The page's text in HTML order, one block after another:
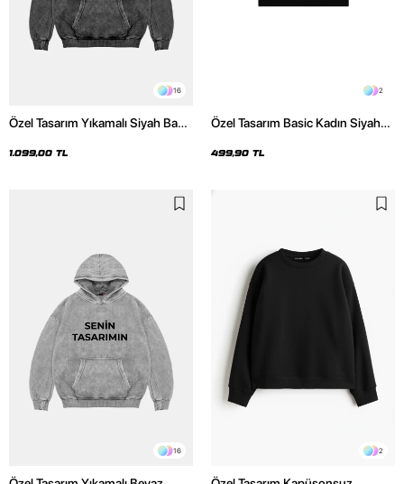
16
Özel Tasarım Yıkamalı Siyah Basic
1.099,00 TL
2
Özel Tasarım Basic Kadın Siyah
499,90 TL
16 2